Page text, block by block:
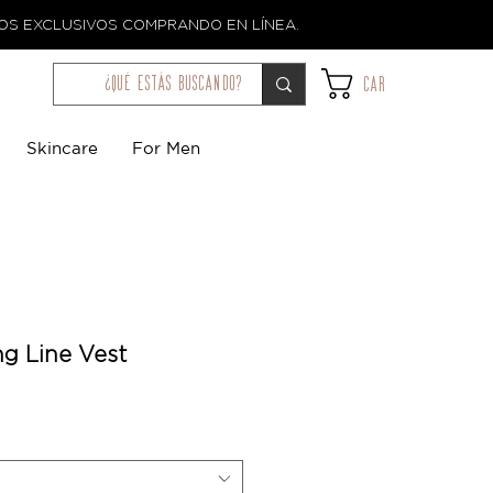
EXCLUSIVOS COMPRANDO EN LÍNEA.
¿qué estás buscando? Car
Skincare For Men
Line Vest